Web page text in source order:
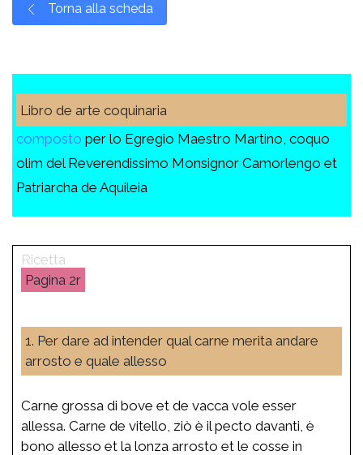
Torna alla scheda
Libro de arte coquinaria
composto per lo Egregio Maestro Martino, coquo
olim del Reverendissimo Monsignor Camorlengo et
Patriarcha de Aquileia
2r
1. Per dare ad intender qual carne merita andare
arrosto e quale allesso
Carne grossa di bove et de vacca vole esser
allessa. Carne de vitello, ziò è il pecto davanti, è
bono allesso et la lonza arrosto et le cosse in